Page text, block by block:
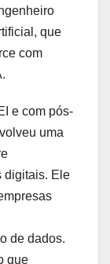
que
com
e com pós-
uma
digitais. Ele
de dados.
que